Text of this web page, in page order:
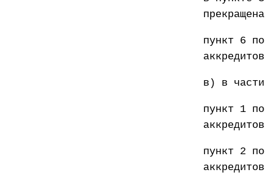
пункт 6
в) в
пункт 1
пункт 2